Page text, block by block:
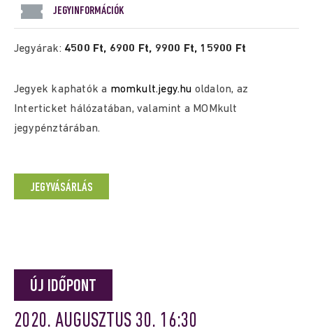
JEGYINFORMÁCIÓK
Jegyárak: 4500 Ft, 6900 Ft, 9900 Ft, 15900 Ft
Jegyek kaphatók a momkult.jegy.hu oldalon, az
Interticket hálózatában, valamint a MOMkult
jegypénztárában.
JEGYVÁSÁRLÁS
ÚJ IDŐPONT
2020. AUGUSZTUS 30. 16:30